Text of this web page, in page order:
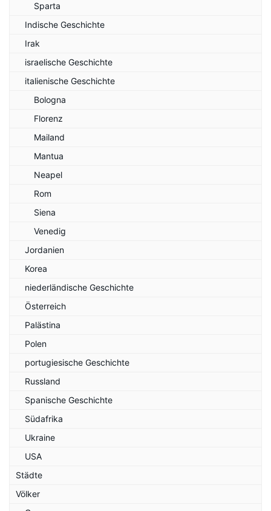
Sparta
Indische Geschichte
Irak
israelische Geschichte
italienische Geschichte
Bologna
Florenz
Mailand
Mantua
Neapel
Rom
Siena
Venedig
Jordanien
Korea
niederländische Geschichte
Österreich
Palästina
Polen
portugiesische Geschichte
Russland
Spanische Geschichte
Südafrika
Ukraine
USA
Städte
Völker